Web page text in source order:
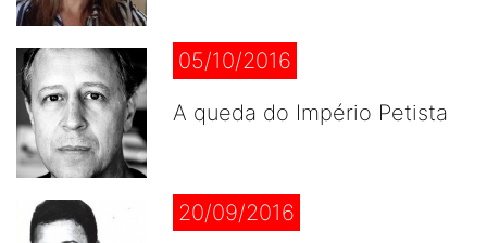
05/10/2016
A queda do Império Petista
20/09/2016